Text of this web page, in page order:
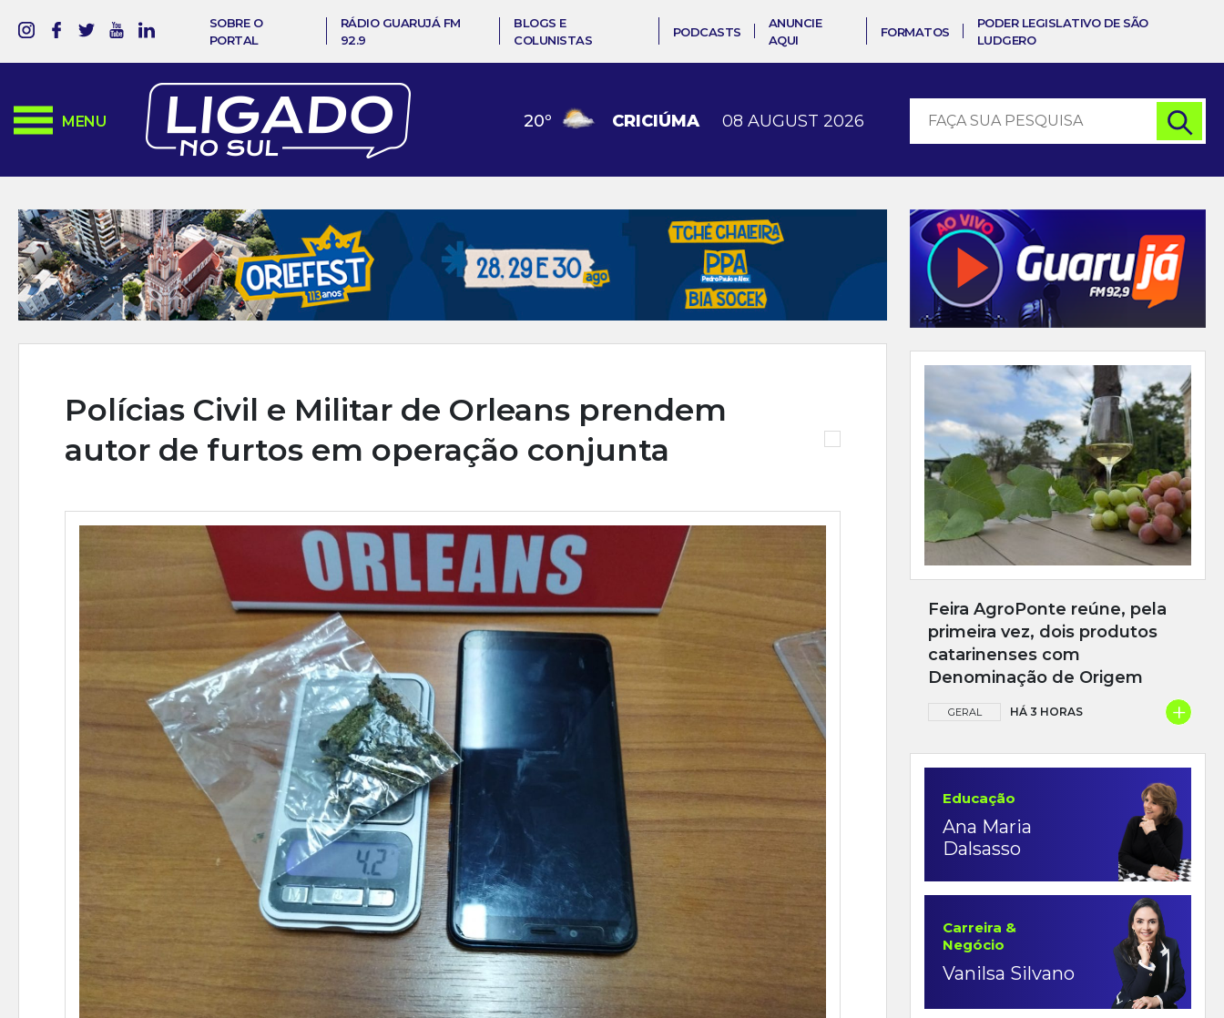
SOBRE O
PORTAL
RÁDIO GUARUJÁ FM
92.9
BLOGS E
COLUNISTAS
PODCASTS
ANUNCIE
AQUI
FORMATOS
PODER LEGISLATIVO DE SÃO
LUDGERO
MENU 20º CRICIÚMA 08 AUGUST 2026
Polícias Civil e Militar de Orleans prendem
autor de furtos em operação conjunta
Feira AgroPonte reúne, pela
primeira vez, dois produtos
catarinenses com
Denominação de Origem
GERAL HÁ 3 HORAS +
Educação
Ana Maria
Dalsasso
Carreira &
Negócio
Vanilsa Silvano